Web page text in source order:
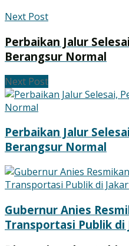
Next Post
Perbaikan Jalur
Berangsur Normal
Next Post
Perbaikan Jalur
Berangsur Normal
Gubernur Anies
Transportasi Publik di